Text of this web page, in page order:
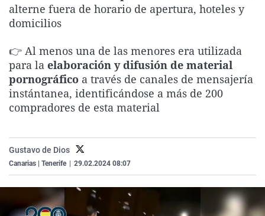
La rosa de los vientos
Como el perro y el
Caso
Equipo de
Operación Viuda
Extremadura
La Rioja
Navarra
País Vasco
Virales
Elecciones
alterne fuera de horario de apertura, hoteles y
domicilios
👉 Al menos una de las menores era utilizada
para la elaboración y difusión de material
pornográfico a través de canales de mensajería
instántanea, identificándose a más de 200
compradores de esta material
Gustavo de Dios
Canarias | Tenerife 29.02.2024 08:07